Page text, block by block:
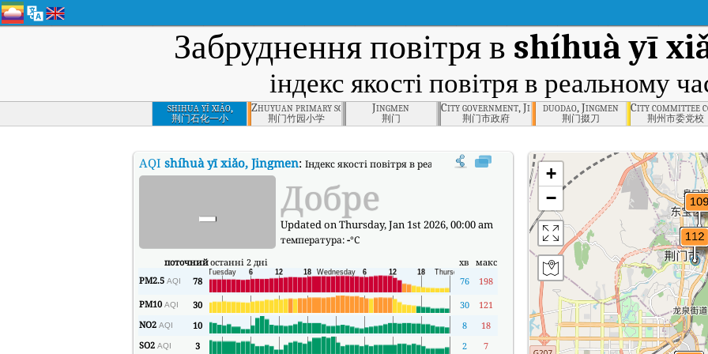
Забруднення повітря в shíhuà yī
індекс якості повітря в реальному
shihua yī xiǎo,
Jingmen
荆门石化一小
Zhuyuan primary school, Jingmen
荆门竹园小学
Jingmen
荆门
City government, Jingmen
荆门市政府
duodao, Jingmen
荆门掇刀
City committee
荆州市委党校
AQI shíhuà yī xiǎo, Jingmen: Індекс якості повітря в реальному часі (AQI) shíhuà yī xiǎo, Jingmen.
- Добре
Updated on Thursday, Jan 1st 2026, 00:00 am
температура:-°C
поточнийостанні 2 дні хв макс
PM2.5 AQI 78 76
198
PM10 AQI 30 30
121
NO2 AQI 10 8
18
SO2 AQI 3 2
7
+
−